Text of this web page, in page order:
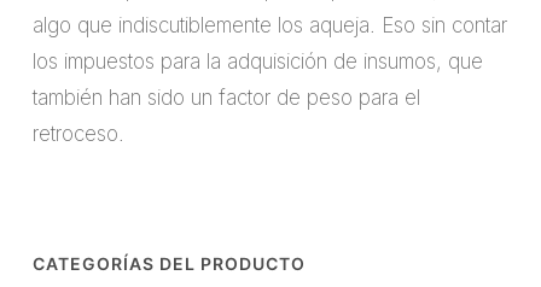
algo que indiscutiblemente los aqueja. Eso sin contar
los impuestos para la adquisición de insumos, que
también han sido un factor de peso para el
retroceso.
CATEGORÍAS DEL PRODUCTO